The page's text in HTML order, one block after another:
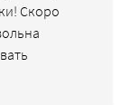
Скоро